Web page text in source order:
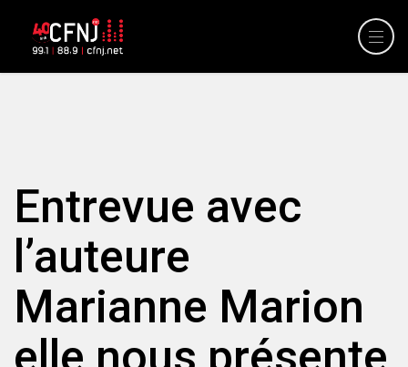
Entrevue avec
l’auteure
Marianne Marion